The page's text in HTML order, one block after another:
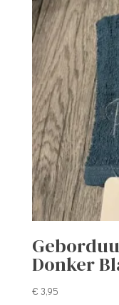
Donker
€ 3,95